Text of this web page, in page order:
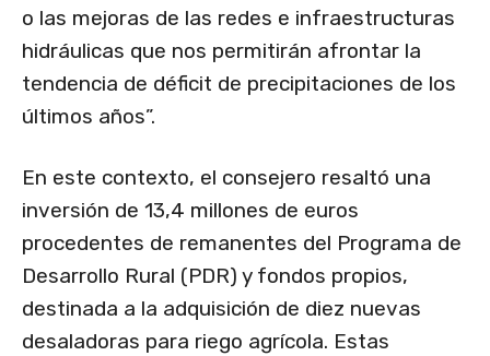
o las mejoras de las redes e infraestructuras
hidráulicas que nos permitirán afrontar la
tendencia de déficit de precipitaciones de los
últimos años”.
En este contexto, el consejero resaltó una
inversión de 13,4 millones de euros
procedentes de remanentes del Programa de
Desarrollo Rural (PDR) y fondos propios,
destinada a la adquisición de diez nuevas
desaladoras para riego agrícola. Estas